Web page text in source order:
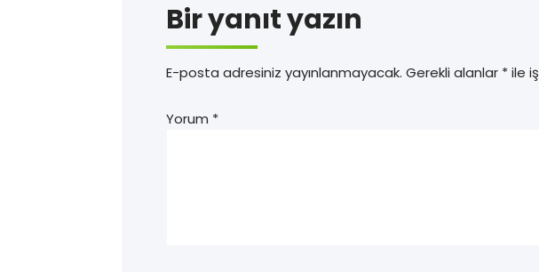
Bir yanıt yazın
E-posta adresiniz yayınlanmayacak. Gerekli alanlar *ile
Yorum *